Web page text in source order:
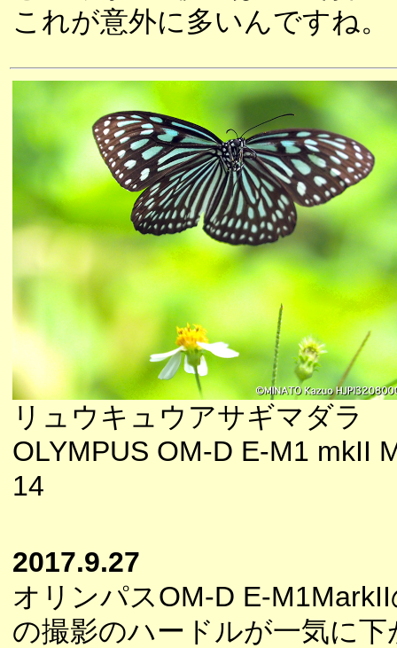
これが意外に多いんですね。
リュウキュウアサギマダラ
OLYMPUS OM-D E-M1 mkII
14
2017.9.27
オリンパスOM-D E-
の撮影のハードルが一気に